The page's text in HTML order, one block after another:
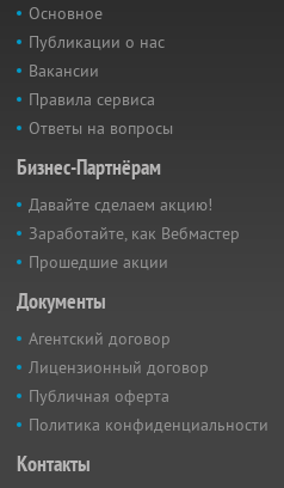
Основное
Публикации о нас
Вакансии
Правила сервиса
Ответы на вопросы
Бизнес-Партнёрам
Давайте сделаем акцию!
Заработайте, как Вебмастер
Прошедшие акции
Документы
Агентский договор
Лицензионный договор
Публичная оферта
Политика конфиденциальности
Контакты